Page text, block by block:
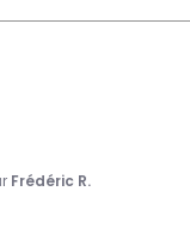
Frédéric R.